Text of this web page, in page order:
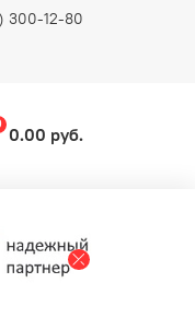
300-12-80
0.00 руб.